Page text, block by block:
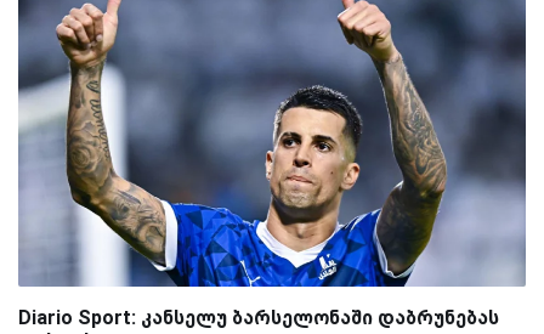
Diario Sport: კანსელუ ბარსელონაში დაბრუნებას